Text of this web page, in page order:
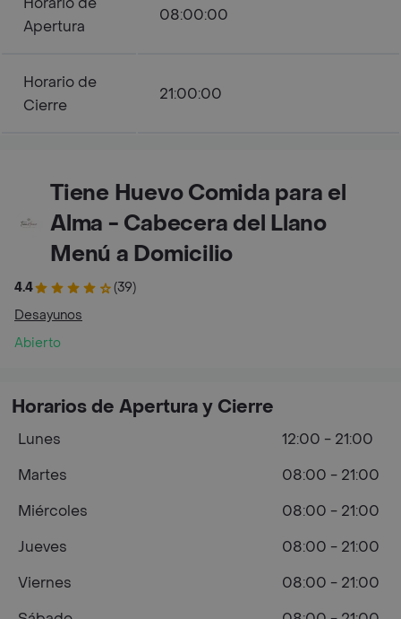
Apertura
08:00:00
Horario de
Cierre
21:00:00
Tiene Huevo Comida para el
Alma - Cabecera del Llano
Menú a Domicilio
4.4
(39)
Desayunos
Abierto
Horarios de Apertura y Cierre
Lunes
12:00 - 21:00
Martes
08:00 - 21:00
Miércoles
08:00 - 21:00
Jueves
08:00 - 21:00
Viernes
08:00 - 21:00